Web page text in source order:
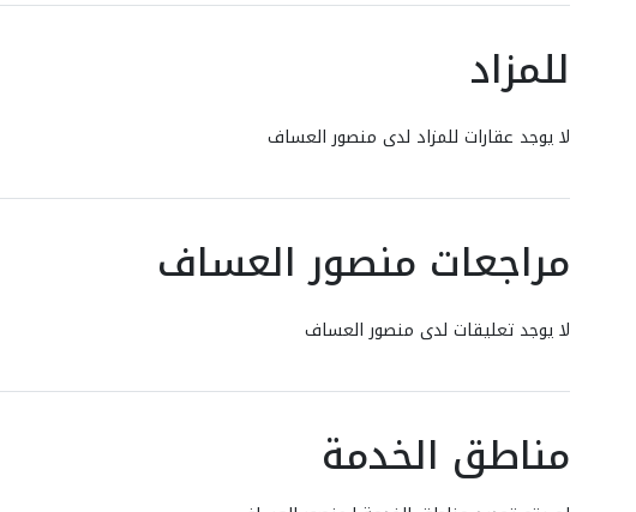
للمزاد
لا يوجد عقارات للمزاد لدى منصور العساف
مراجعات منصور العساف
لا يوجد تعليقات لدى منصور العساف
مناطق الخدمة